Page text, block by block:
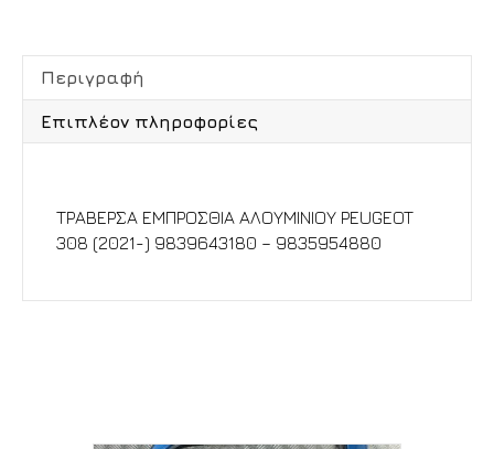
Περιγραφή
Επιπλέον πληροφορίες
ΤΡΑΒΕΡΣΑ ΕΜΠΡΟΣΘΙΑ ΑΛΟΥΜΙΝΙΟΥ PEUGEOT
308 (2021-) 9839643180 – 9835954880